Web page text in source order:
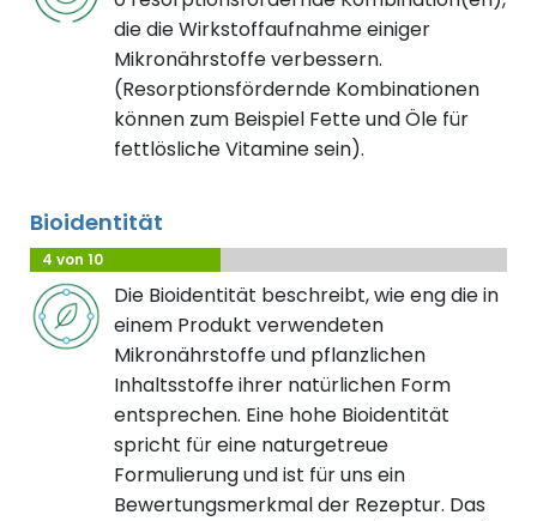
die die Wirkstoffaufnahme einiger
Mikronährstoffe verbessern.
(Resorptionsfördernde Kombinationen
können zum Beispiel Fette und Öle für
fettlösliche Vitamine sein).
Bioidentität
4 von 10
Die Bioidentität beschreibt, wie eng die in
einem Produkt verwendeten
Mikronährstoffe und pflanzlichen
Inhaltsstoffe ihrer natürlichen Form
entsprechen. Eine hohe Bioidentität
spricht für eine naturgetreue
Formulierung und ist für uns ein
Bewertungsmerkmal der Rezeptur. Das